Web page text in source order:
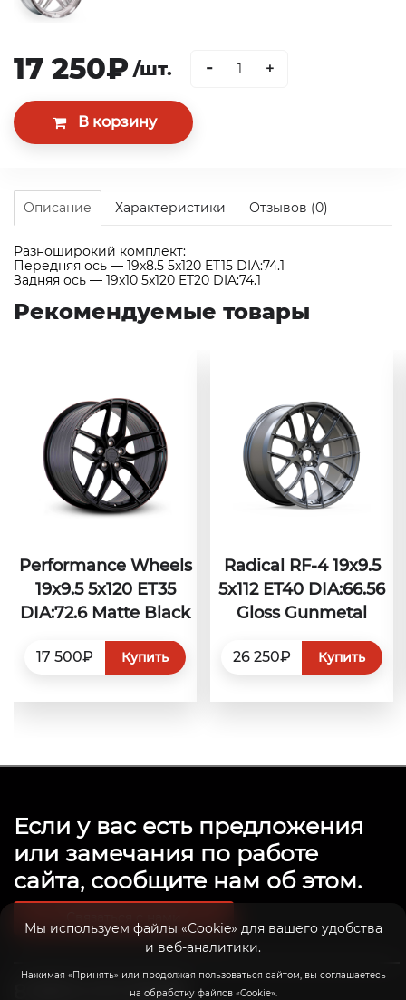
17 250₽ /шт. - +
Описание Характеристики Отзывов (0)
Разноширокий комплект:
Передняя ось — 19x8.5 5x120 ET15 DIA:74.1
Задняя ось — 19x10 5x120 ET20 DIA:74.1
Рекомендуемые товары
Performance Wheels
19x9.5 5x120 ET35
DIA:72.6 Matte Black
17 500₽ Купить
Radical RF-4 19x9.5
5x112 ET40 DIA:66.56
Gloss Gunmetal
26 250₽ Купить
Мы используем файлы «Cookie» для вашего удобства
и веб-аналитики.
Нажимая «Принять» или продолжая пользоваться сайтом, вы соглашаетесь
на обработку файлов «Cookie».
Если у вас есть предложения
или замечания по работе
сайта, сообщите нам об этом.
8 (800) 201-39-98